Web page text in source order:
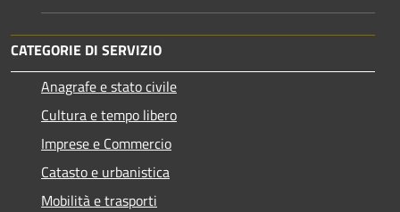
CATEGORIE DI SERVIZIO
Anagrafe e stato civile
Cultura e tempo libero
Imprese e Commercio
Catasto e urbanistica
Mobilità e trasporti